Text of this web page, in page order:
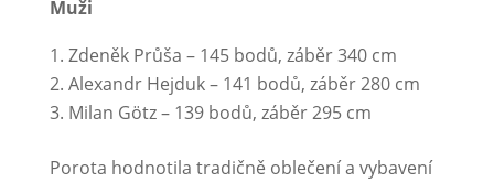
Muži
Zdeněk Průša – 145 bodů, záběr 340 cm
Alexandr Hejduk – 141 bodů, záběr 280 cm
Milan Götz – 139 bodů, záběr 295 cm
Porota hodnotila tradičně oblečení a vybavení